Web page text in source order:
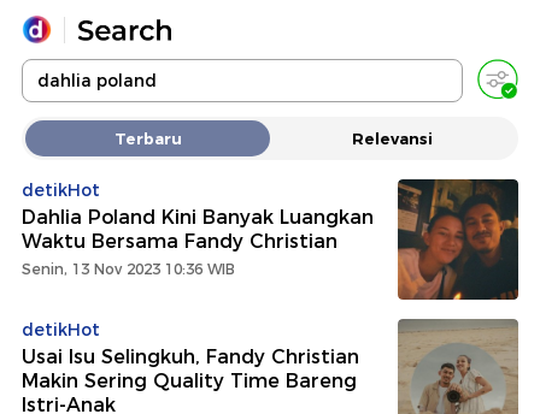
Yang sedang ramai dicari
Loading...
Promoted
Terbaru Relevansi
detikHot
Dahlia Poland Kini Banyak Luangkan
Waktu Bersama Fandy Christian
Senin, 13 Nov 2023 10:36 WIB
detikHot
Usai Isu Selingkuh, Fandy Christian
Makin Sering Quality Time Bareng
Istri-Anak